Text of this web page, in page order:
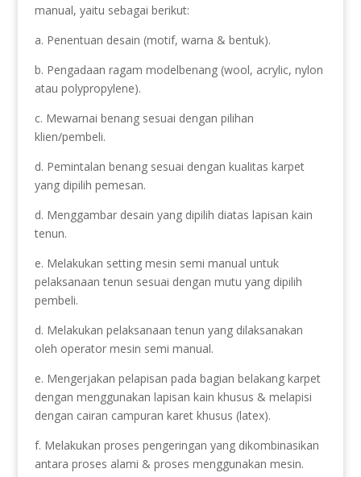
manual, yaitu sebagai berikut:
a. Penentuan desain (motif, warna & bentuk).
b. Pengadaan ragam modelbenang (wool, acrylic, nylon
atau polypropylene).
c. Mewarnai benang sesuai dengan pilihan
klien/pembeli.
d. Pemintalan benang sesuai dengan kualitas karpet
yang dipilih pemesan.
d. Menggambar desain yang dipilih diatas lapisan kain
tenun.
e. Melakukan setting mesin semi manual untuk
pelaksanaan tenun sesuai dengan mutu yang dipilih
pembeli.
d. Melakukan pelaksanaan tenun yang dilaksanakan
oleh operator mesin semi manual.
e. Mengerjakan pelapisan pada bagian belakang karpet
dengan menggunakan lapisan kain khusus & melapisi
dengan cairan campuran karet khusus (latex).
f. Melakukan proses pengeringan yang dikombinasikan
antara proses alami & proses menggunakan mesin.